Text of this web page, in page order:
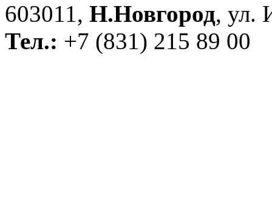
603011, Н.Новгород, ул.
Тел.: +7 (831) 215 89 00